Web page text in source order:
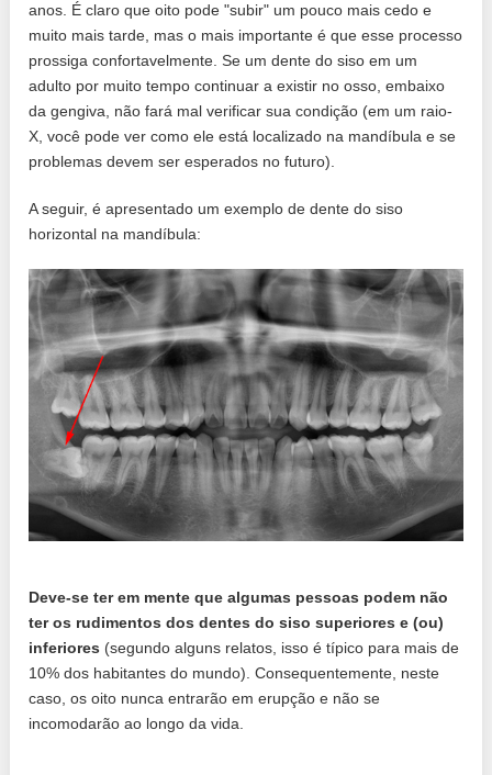
anos. É claro que oito pode "subir" um pouco mais cedo e
muito mais tarde, mas o mais importante é que esse processo
prossiga confortavelmente. Se um dente do siso em um
adulto por muito tempo continuar a existir no osso, embaixo
da gengiva, não fará mal verificar sua condição (em um raio-
X, você pode ver como ele está localizado na mandíbula e se
problemas devem ser esperados no futuro).
A seguir, é apresentado um exemplo de dente do siso
horizontal na mandíbula:
Deve-se ter em mente que algumas pessoas podem não
ter os rudimentos dos dentes do siso superiores e (ou)
inferiores (segundo alguns relatos, isso é típico para mais de
10% dos habitantes do mundo). Consequentemente, neste
caso, os oito nunca entrarão em erupção e não se
incomodarão ao longo da vida.